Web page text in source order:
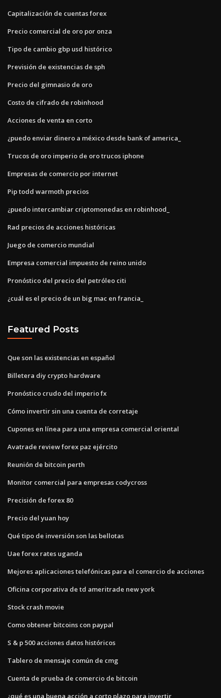
Capitalización de cuentas forex
Precio comercial de oro por onza
Tipo de cambio gbp usd histórico
Previsión de existencias de sph
Precio del gimnasio de oro
Costo de cifrado de robinhood
Acciones de venta en corto
¿puedo enviar dinero a méxico desde bank of america_
Trucos de oro imperio de oro trucos iphone
Empresas de comercio por internet
Pip todd warmoth precios
¿puedo intercambiar criptomonedas en robinhood_
Rad precios de acciones históricas
Juego de comercio mundial
Empresa comercial impuesto de reino unido
Pronóstico del precio del petróleo citi
¿cuál es el precio de un big mac en francia_
Featured Posts
Que son las existencias en español
Billetera diy crypto hardware
Pronóstico crudo del imperio fx
Cómo invertir sin una cuenta de corretaje
Cupones en línea para una empresa comercial oriental
Avatrade review forex paz ejército
Reunión de bitcoin perth
Monitor comercial para empresas codycross
Precisión de forex 80
Precio del yuan hoy
Qué tipo de inversión son las bellotas
Uae forex rates uganda
Mejores aplicaciones telefónicas para el comercio de acciones
Oficina corporativa de td ameritrade new york
Stock crash movie
Como obtener bitcoins con paypal
S & p 500 acciones datos históricos
Tablero de mensaje común de cmg
Cuenta de prueba de comercio de bitcoin
¿qué es una buena acción a corto plazo para invertir_